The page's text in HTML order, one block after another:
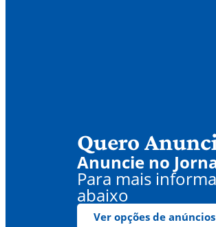
Quero
Anuncie no
Para mais
abaixo
Ver opções de anúncios